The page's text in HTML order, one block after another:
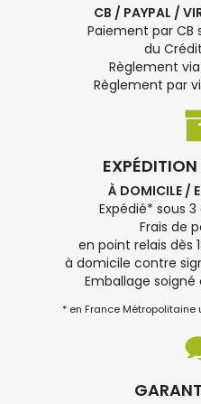
CB / PAYPAL /
Paiement par CB
du
Règlement via
Règlement par
À DOMICILE /
Expédié* sous 3
Frais de
en point relais dès
à domicile contre
Emballage
* en France